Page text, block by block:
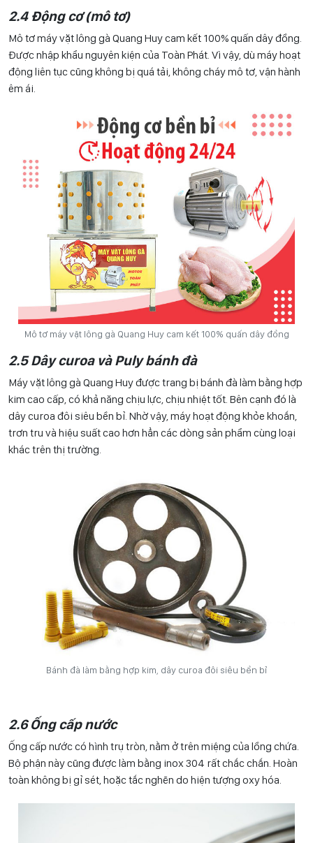
2.4 Động cơ (mô tơ)
Mô tơ máy vặt lông gà Quang Huy cam kết 100% quấn dây đồng.
Được nhập khẩu nguyên kiện của Toàn Phát. Vì vậy, dù máy hoạt
động liên tục cũng không bị quá tải, không cháy mô tơ, vận hành
êm ái.
Mô tơ máy vặt lông gà Quang Huy cam kết 100% quấn dây đồng
2.5 Dây curoa và Puly bánh đà
Máy vặt lông gà Quang Huy được trang bị bánh đà làm bằng hợp
kim cao cấp, có khả năng chịu lực, chịu nhiệt tốt. Bên cạnh đó là
dây curoa đôi siêu bền bỉ. Nhờ vậy, máy hoạt động khỏe khoắn,
trơn tru và hiệu suất cao hơn hẳn các dòng sản phẩm cùng loại
khác trên thị trường.
Bánh đà làm bằng hợp kim, dây curoa đôi siêu bền bỉ
2.6 Ống cấp nước
Ống cấp nước có hình trụ tròn, nằm ở trên miệng của lồng chứa.
Bộ phận này cũng được làm bằng inox 304 rất chắc chắn. Hoàn
toàn không bị gỉ sét, hoặc tắc nghẽn do hiện tượng oxy hóa.